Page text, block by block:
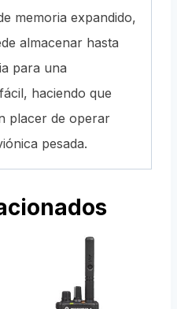
memoria expandido,
almacenar hasta
para una
haciendo que
placer de operar
pesada.